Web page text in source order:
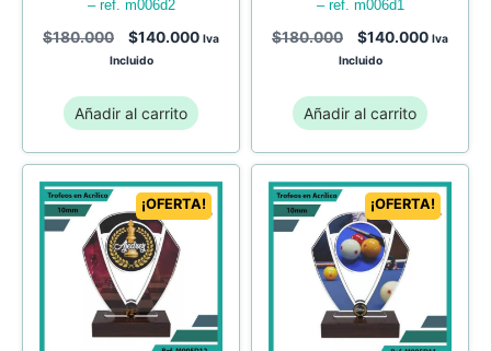
– ref. m006d2
$180.000 $140.000 Iva
Incluido
Añadir al carrito
– ref. m006d1
$180.000 $140.000 Iva
Incluido
Añadir al carrito
¡OFERTA! ¡OFERTA!